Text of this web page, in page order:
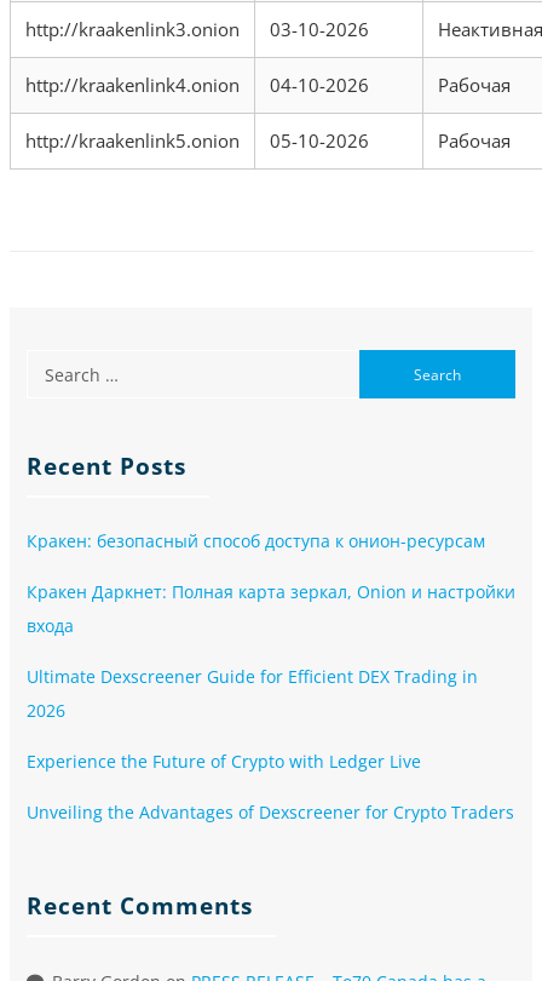
http://kraakenlink3.onion 03-10-2026 Неактивная
http://kraakenlink4.onion 04-10-2026 Рабочая
http://kraakenlink5.onion 05-10-2026 Рабочая
Recent Posts
Кракен: безопасный способ доступа к онион-ресурсам
Кракен Даркнет: Полная карта зеркал, Onion и настройки
входа
Ultimate Dexscreener Guide for Efficient DEX Trading in
2026
Experience the Future of Crypto with Ledger Live
Unveiling the Advantages of Dexscreener for Crypto Traders
Recent Comments